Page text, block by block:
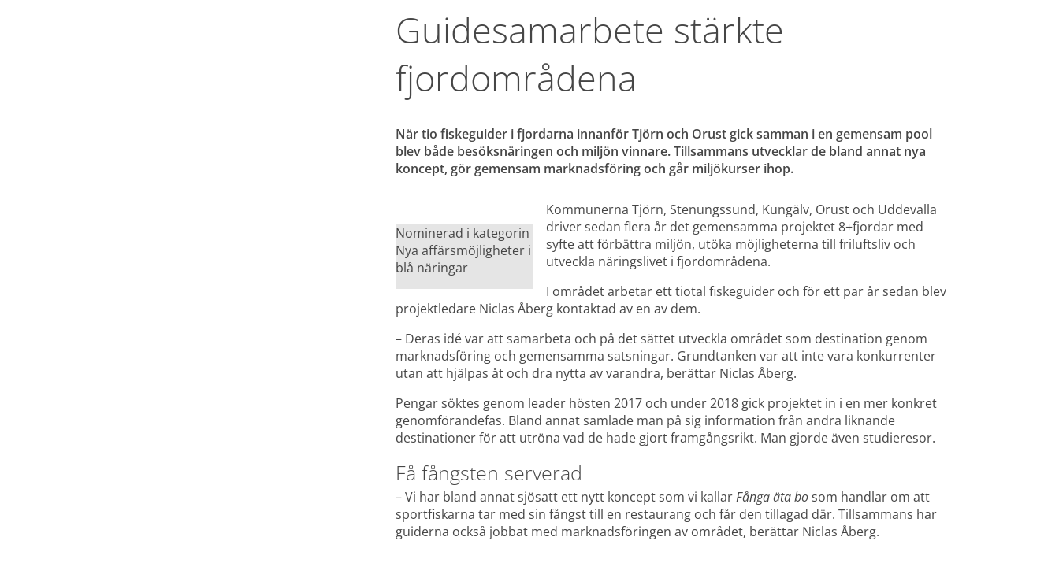
Guidesamarbete stärkte
fjordområdena
När tio fiskeguider i fjordarna innanför Tjörn och Orust gick samman i en gemensam pool
blev både besöksnäringen och miljön vinnare. Tillsammans utvecklar de bland annat nya
koncept, gör gemensam marknadsföring och går miljökurser ihop.
Nominerad i kategorin
Nya affärsmöjligheter i
blå näringar
Kommunerna Tjörn, Stenungssund, Kungälv, Orust och Uddevalla
driver sedan flera år det gemensamma projektet 8+fjordar med
syfte att förbättra miljön, utöka möjligheterna till friluftsliv och
utveckla näringslivet i fjordområdena.
I området arbetar ett tiotal fiskeguider och för ett par år sedan blev
projektledare Niclas Åberg kontaktad av en av dem.
– Deras idé var att samarbeta och på det sättet utveckla området som destination genom
marknadsföring och gemensamma satsningar. Grundtanken var att inte vara konkurrenter
utan att hjälpas åt och dra nytta av varandra, berättar Niclas Åberg.
Pengar söktes genom leader hösten 2017 och under 2018 gick projektet in i en mer konkret
genomförandefas. Bland annat samlade man på sig information från andra liknande
destinationer för att utröna vad de hade gjort framgångsrikt. Man gjorde även studieresor.
Få fångsten serverad
– Vi har bland annat sjösatt ett nytt koncept som vi kallar Fånga äta bo som handlar om att
sportfiskarna tar med sin fångst till en restaurang och får den tillagad där. Tillsammans har
guiderna också jobbat med marknadsföringen av området, berättar Niclas Åberg.